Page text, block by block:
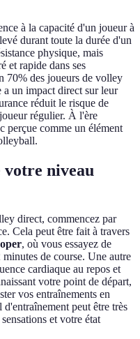
à la capacité d'un joueur à
durant toute la durée d'un
physique, mais
et rapide dans ses
70% des joueurs de volley
a un impact direct sur leur
réduit le risque de
régulier. À l'ère
perçue comme un élément
votre niveau
direct, commencez par
Cela peut être fait à travers
, où vous essayez de
de course. Une autre
cardiaque au repos et
votre point de départ,
vos entraînements en
peut être très
et votre état